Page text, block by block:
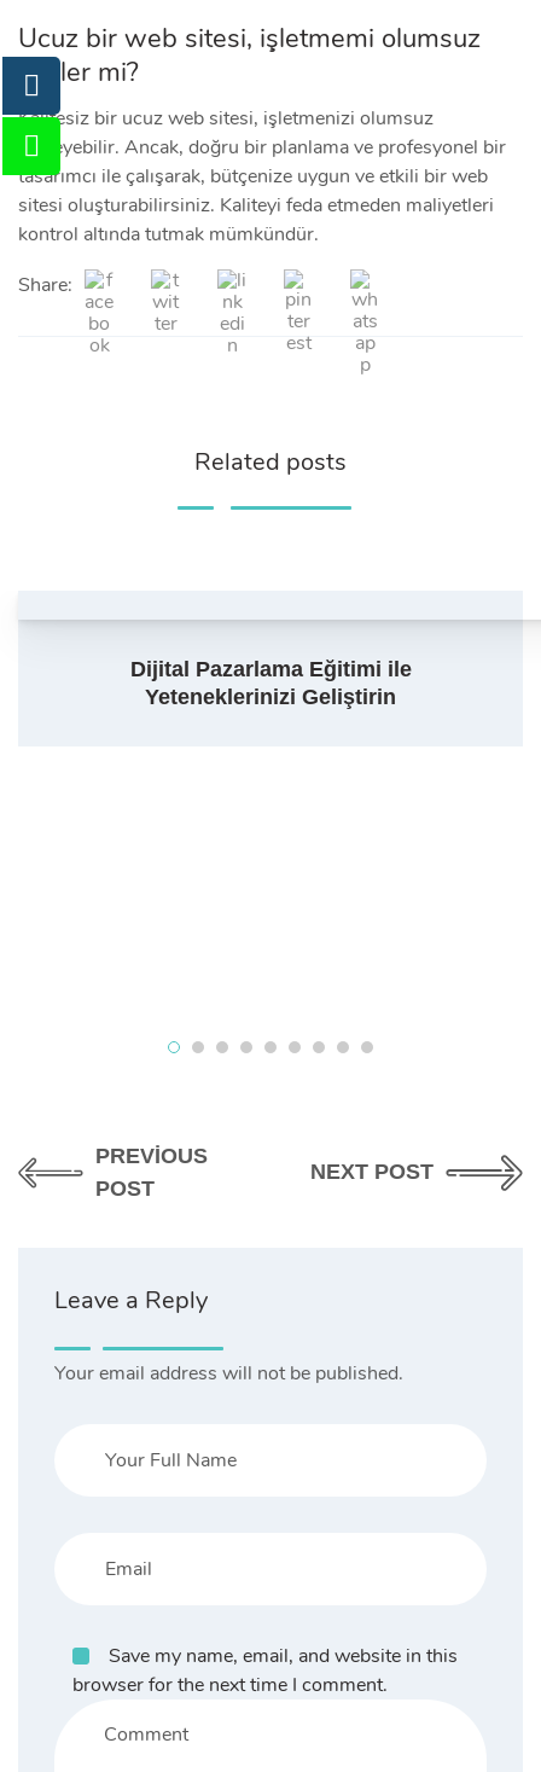
Ucuz bir web sitesi, işletmemi olumsuz
etkiler mi?
Kalitesiz bir ucuz web sitesi, işletmenizi olumsuz
etkileyebilir. Ancak, doğru bir planlama ve profesyonel bir
tasarımcı ile çalışarak, bütçenize uygun ve etkili bir web
sitesi oluşturabilirsiniz. Kaliteyi feda etmeden maliyetleri
kontrol altında tutmak mümkündür.
Share:
Related posts
Dijital Pazarlama Eğitimi ile
Yeteneklerinizi Geliştirin
PREVIOUS
POST
NEXT POST
Leave a Reply
Your email address will not be published.
Save my name, email, and website in this
browser for the next time I comment.